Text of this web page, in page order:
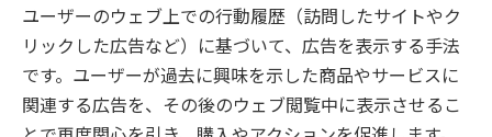
ユーザーのウェブ上での行動履歴（訪問したサイトやク
リックした広告など）に基づいて、広告を表示する手法
です。ユーザーが過去に興味を示した商品やサービスに
関連する広告を、その後のウェブ閲覧中に表示させるこ